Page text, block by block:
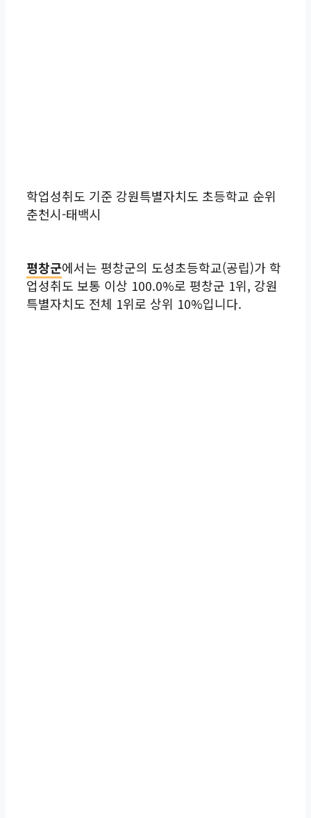
학업성취도 기준 강원특별자치도 초등학교 순위
춘천시-태백시
평창군에서는 평창군의 도성초등학교(공립)가 학
업성취도 보통 이상 100.0%로 평창군 1위, 강원
특별자치도 전체 1위로 상위 10%입니다.